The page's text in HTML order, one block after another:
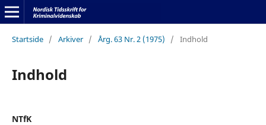
Startside / Arkiver / Årg. 63 Nr. 2 (1975) / Indhold
Indhold
NTfK